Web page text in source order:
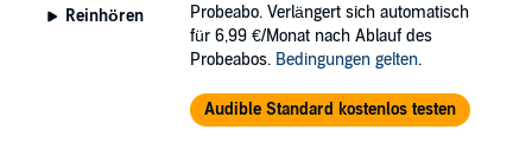
Reinhören
Probeabo. Verlängert sich automatisch
für 6,99 €/Monat nach Ablauf des
Probeabos. Bedingungen gelten.
Audible Standard kostenlos testen